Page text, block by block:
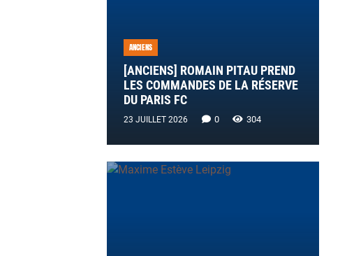
ANCIENS
[ANCIENS] ROMAIN PITAU PREND
LES COMMANDES DE LA RÉSERVE
DU PARIS FC
23 JUILLET 2026 0 304